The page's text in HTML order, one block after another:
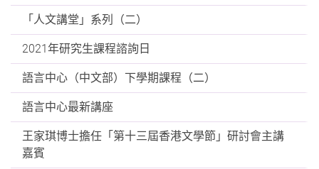
「人文講堂」系列（二）
2021年研究生課程諮詢日
語言中心（中文部）下學期課程（二）
語言中心最新講座
王家琪博士擔任「第十三屆香港文學節」研討會主講
嘉賓